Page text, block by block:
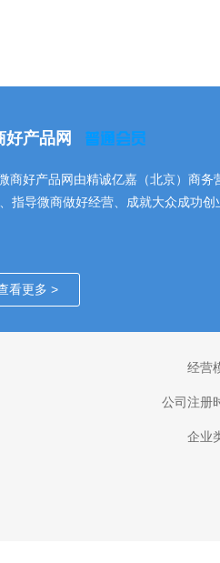
好产品网
商好产品网由精诚亿嘉（北京）商
指导微商做好经营、成就大众成功
看更多 >
经营
公司注册
企业